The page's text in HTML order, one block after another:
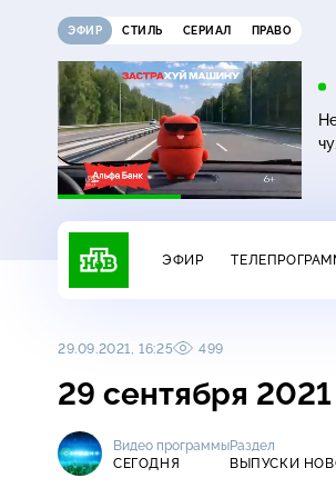
ЭФИР СТИЛЬ СЕРИАЛ ПРАВО
11:00
ДНК16+
ЭФИР
29.09.2021, 16:25 499
29 сентября
Видео программы
СЕГОДНЯ
Раздел
ВЫПУСКИ